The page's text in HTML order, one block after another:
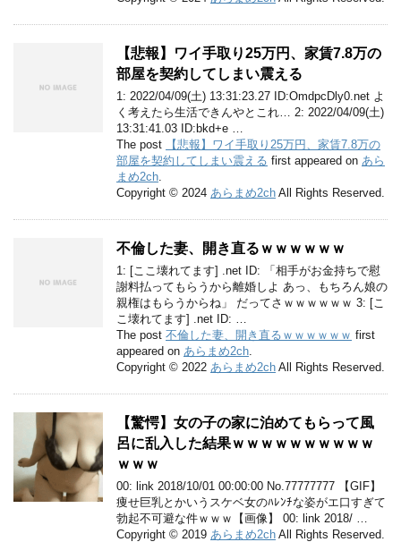
【悲報】ワイ手取り25万円、家賃7.8万の
部屋を契約してしまい震える
1: 2022/04/09(土) 13:31:23.27 ID:OmdpcDly0.net よ
く考えたら生活できんやとこれ… 2: 2022/04/09(土)
13:31:41.03 ID:bkd+e …
The post
【悲報】ワイ手取り25万円、家賃7.8万の
部屋を契約してしまい震える first appeared on あら
まめ2ch
Copyright © 2024 あらまめ2ch All Rights Reserved.
不倫した妻、開き直るｗｗｗｗｗｗ
1: [ここ壊れてます] .net ID: 「相手がお金持ちで慰
謝料払ってもらうから離婚しよ あっ、もちろん娘の
親権はもらうからね」 だってさｗｗｗｗｗｗ 3: [こ
こ壊れてます] .net ID: …
The post 不倫した妻、開き直るｗｗｗｗｗｗ first
appeared on あらまめ2ch
Copyright © 2022 あらまめ2ch All Rights Reserved.
【驚愕】女の子の家に泊めてもらって風
呂に乱入した結果ｗｗｗｗｗｗｗｗｗｗ
ｗｗｗ
00: link 2018/10/01 00:00:00 No.77777777 【GIF】
痩せ巨乳とかいうスケベ女のﾊﾚﾝﾁな姿がエ口すぎて
勃起不可避な件ｗｗｗ【画像】 00: link 2018/ …
Copyright © 2019 あらまめ2ch All Rights Reserved.